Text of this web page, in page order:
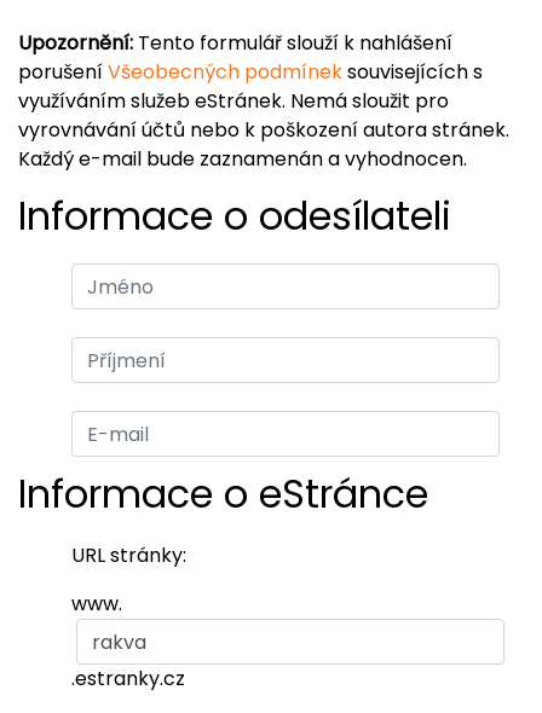
Upozornění: Tento formulář slouží k nahlášení
porušeníVšeobecných podmíneksouvisejících s
využíváním služeb eStránek. Nemá sloužit pro
vyrovnávání účtů nebo k poškození autora stránek.
Každý e-mail bude zaznamenán a vyhodnocen.
Informace o odesílateli
Informace o eStránce
URL stránky:
www.
.estranky.cz